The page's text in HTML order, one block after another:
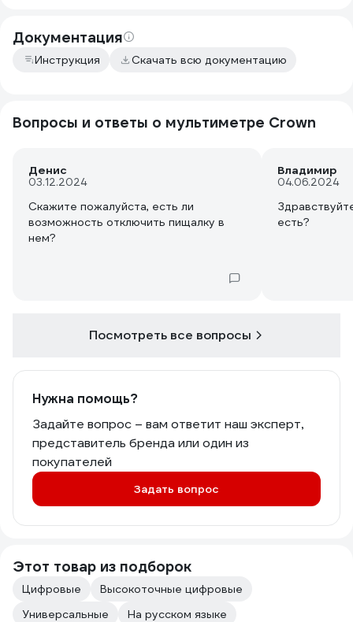
Документация
Инструкция Скачать всю документацию
Вопросы и ответы о мультиметре Crown
Денис
03.12.2024
Скажите пожалуйста, есть ли
возможность отключить пищалку в
нем?
Владимир
04.06.2024
есть?
Посмотреть все вопросы
Нужна помощь?
Задайте вопрос – вам ответит наш эксперт,
представитель бренда или один из
покупателей
Задать вопрос
Этот товар из подборок
Цифровые
Высокоточные цифровые
Универсальные
На русском языке